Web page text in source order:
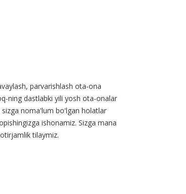
parvarishlash ota-ona
ning dastlabki yili yosh ota-onalar
noma'lum bo'lgan holatlar
ishonamiz. Sizga mana
tilaymiz.